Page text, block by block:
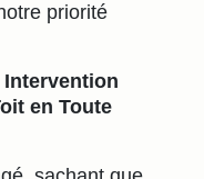
priorité
en Toute